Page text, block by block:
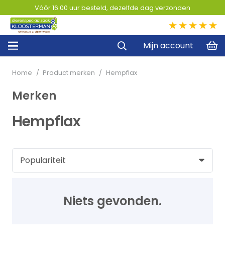
Vóór 16.00 uur besteld, dezelfde dag verzonden
Mijn account
Home / Product merken / Hempflax
Hempflax
Niets gevonden.
Merken